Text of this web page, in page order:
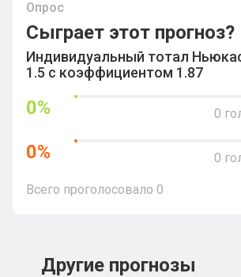
Опрос
Сыграет этот прогноз?
Индивидуальный тотал
1.5 с коэффициентом 1.87
0% 0
0% 0
Всего проголосовало 0
Другие прогнозы